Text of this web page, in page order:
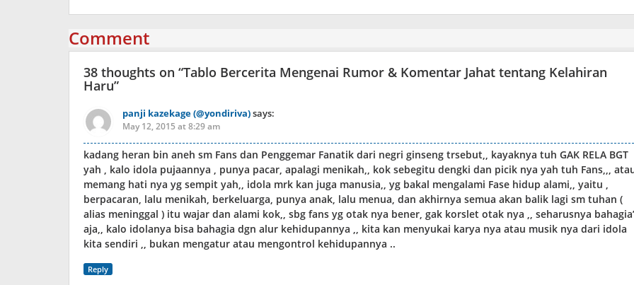
Comment
38 thoughts on “Tablo Bercerita Mengenai Rumor & Komentar Jahat tentang Kelahiran
Haru”
panji kazekage (@yondiriva)says:
May 12, 2015 at 8:29 am
kadang heran bin aneh sm Fans dan Penggemar Fanatik dari negri ginseng trsebut,, kayaknya tuh GAK RELA BGT
yah , kalo idola pujaannya , punya pacar, apalagi menikah,, kok sebegitu dengki dan picik nya yah tuh Fans,,,
memang hati nya yg sempit yah,, idola mrk kan juga manusia,, yg bakal mengalami Fase hidup alami,, yaitu ,
berpacaran, lalu menikah, berkeluarga, punya anak, lalu menua, dan akhirnya semua akan balik lagi sm tuhan (
alias meninggal ) itu wajar dan alami kok,, sbg fans yg otak nya bener, gak korslet otak nya ,, seharusnya
aja,, kalo idolanya bisa bahagia dgn alur kehidupannya ,, kita kan menyukai karya nya atau musik nya dari idola
kita sendiri ,, bukan mengatur atau mengontrol kehidupannya ..
Reply